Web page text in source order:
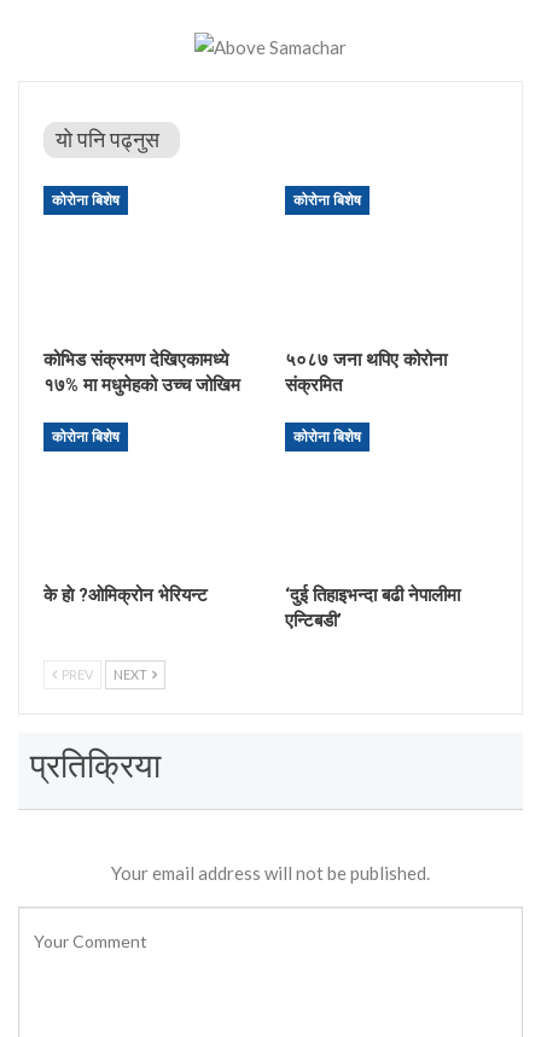
यो पनि पढ्नुस
कोरोना बिशेष
कोभिड संक्रमण देखिएकामध्ये
१७% मा मधुमेहको उच्च जोखिम
कोरोना बिशेष
५०८७ जना थपिए कोरोना
संक्रमित
कोरोना बिशेष
के हाे ?ओमिक्रोन भेरियन्ट
कोरोना बिशेष
‘दुई तिहाइभन्दा बढी नेपालीमा
एन्टिबडी’
PREV NEXT
प्रतिक्रिया
Your email address will not be published.